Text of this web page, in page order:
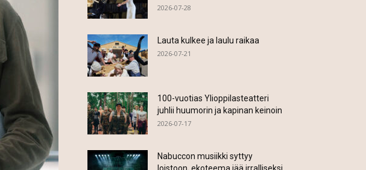
2026-07-28
Lauta kulkee ja laulu raikaa
2026-07-21
100-vuotias Ylioppilasteatteri
juhlii huumorin ja kapinan keinoin
2026-07-17
Nabuccon musiikki syttyy